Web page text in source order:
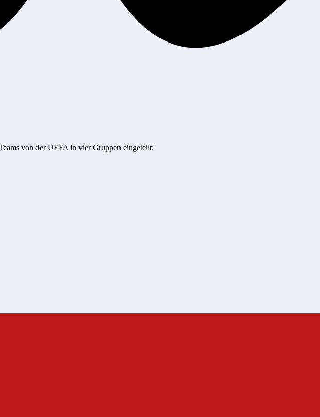
von der UEFA in vier Gruppen eingeteilt: